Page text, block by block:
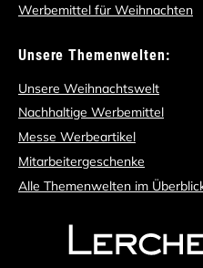
Werbemittel für Weihnachten
Unsere Themenwelten:
Unsere Weihnachtswelt
Nachhaltige Werbemittel
Messe Werbeartikel
Mitarbeitergeschenke
Alle Themenwelten im